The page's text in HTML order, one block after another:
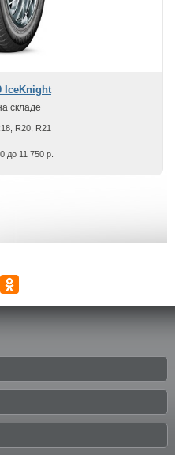
IceKnight
складе
R20, R21
до 11 750 р.